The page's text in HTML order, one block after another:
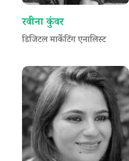
रवीना कुंवर
डिजिटल मार्केटिंग एनालिस्ट